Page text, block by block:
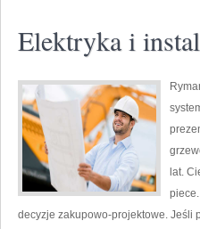
Elektryka i
lat.
decyzje zakupowo-projektowe. Jeśli